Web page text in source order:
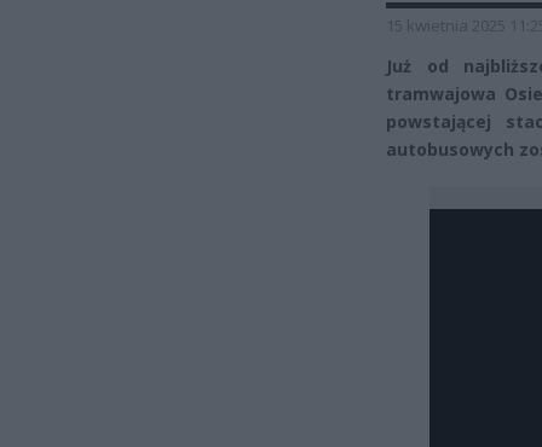
15 kwietnia 2025
Już od
tramwajowa
powstającej
autobusowych